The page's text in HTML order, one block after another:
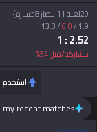
20لعبة 11انتصار 8خسارة}
1.9
/
6.0
/
13.3
2.52
: 1
مشاركة/قتل54
%
استخدم
recent matches.